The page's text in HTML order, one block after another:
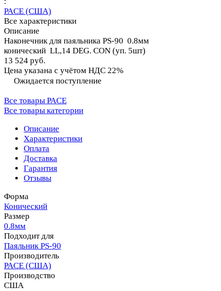
PACE (США)
Все характеристики
Описание
Наконечник для паяльника PS-90 0.8мм
конический LL,14 DEG. CON (уп. 5шт)
13 524 руб.
Цена указана с учётом НДС 22%
Ожидается поступление
Все товары PACE
Все товары категории
Описание
Характеристики
Оплата
Доставка
Гарантия
Отзывы
Форма
Конический
Размер
0.8мм
Подходит для
Паяльник PS-90
Производитель
PACE (США)
Производство
США